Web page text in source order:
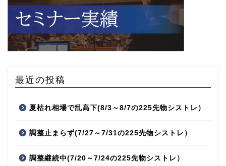
最近の投稿
夏枯れ相場で乱高下(8/3～8/7の225先物シストレ）
調整止まらず(7/27～7/31の225先物シストレ）
調整継続中(7/20～7/24の225先物シストレ）